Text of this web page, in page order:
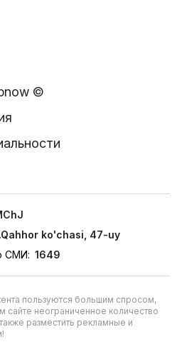
©
ko'chasi, 47-uy
СМИ: 1649
пользуются большим спросом,
сайте неограниченное количество
разместить рекламные и